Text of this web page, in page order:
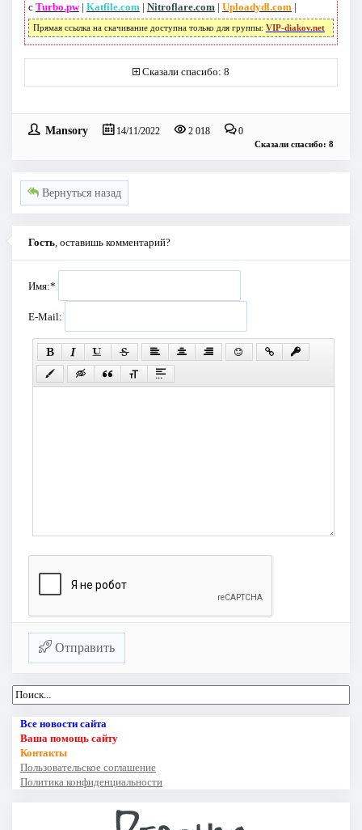
с Turbo.pw| Katfile.com | Nitroflare.com | Uploadydl.com |
Прямая ссылка на скачивание доступна только для группы: VIP-diakov.net
Сказали спасибо: 8
Mansory 14/11/2022 2 018 0
Сказали спасибо: 8
Вернуться назад
Гость , оставишь комментарий?
Имя:*
E-Mail:
Отправить
Все новости сайта
Ваша помощь сайту
Контакты
Пользовательское соглашение
Политика конфиденциальности